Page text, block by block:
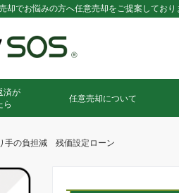
でお悩みの方へ任意売却をご提案しており
済が
ら
任意売却について
の負担減 残価設定ローン